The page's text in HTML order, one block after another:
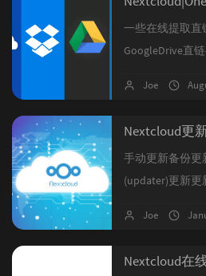
一些在线提取直
GoogleDrive直
直链一些在线提
Joe
Nextcloud更
手动更新备份更
(updater)更新
要叙述手动更新
讯云,种种错误
Joe